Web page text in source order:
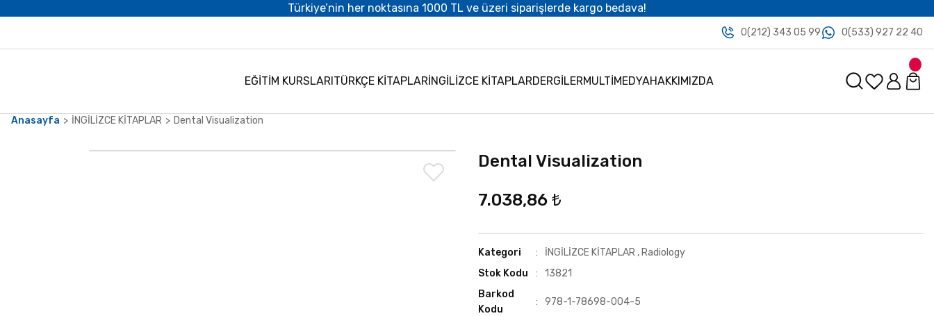
Türkiye’nin her noktasına 1000 TL ve üzeri siparişlerde kargo bedava!
0(212) 343 05 99 0(533) 927 22 40
EĞİTİM KURSLARITÜRKÇE KİTAPLARİNGİLİZCE KİTAPLARDERGİLERMULTİMEDYAHAKKIMIZDA
Anasayfa İNGİLİZCE KİTAPLAR Dental Visualization
Dental Visualization
7.038,86 ₺
Kategori İNGİLİZCE KİTAPLAR , Radiology
Stok Kodu
13821
Barkod
Kodu
978-1-78698-004-5